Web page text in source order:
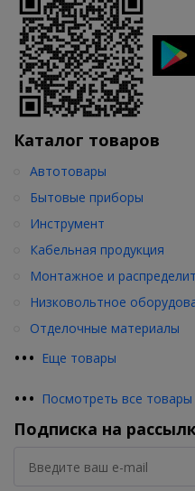
Каталог товаров
••• Еще товары
Автотовары
Бытовые приборы
Инструмент
Кабельная продукция
Монтажное и
Низковольтное
Отделочные материалы
••• Посмотреть все товары
Подписка на